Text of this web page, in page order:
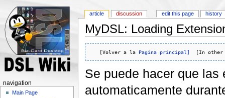
MyDSL: Loading
   [Volver a la
Pagina principal]
[In
Se puede hacer que
automaticamente
article discussion edit this page history
navigation
Main Page